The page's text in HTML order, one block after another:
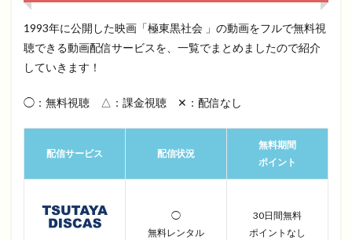
1993年に公開した映画「極東黒社会 」の動画をフルで無料視
聴できる動画配信サービスを、一覧でまとめましたので紹介
していきます！
◯：無料視聴 △：課金視聴 ✕：配信なし
配信サービス 配信状況
無料期間
ポイント
◯
無料レンタル
30日間無料
ポイントなし